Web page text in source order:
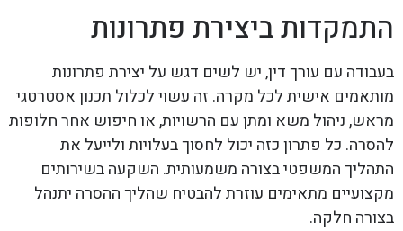
התמקדות ביצירת פתרונות
בעבודה עם עורך דין, יש לשים דגש על יצירת פתרונות
מותאמים אישית לכל מקרה. זה עשוי לכלול תכנון אסטרטגי
מראש, ניהול משא ומתן עם הרשויות, או חיפוש אחר חלופות
להסרה. כל פתרון כזה יכול לחסוך בעלויות ולייעל את
התהליך המשפטי בצורה משמעותית. השקעה בשירותים
מקצועיים מתאימים עוזרת להבטיח שהליך ההסרה יתנהל
בצורה חלקה.